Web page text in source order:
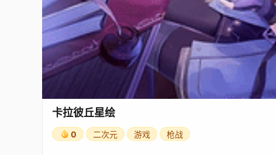
卡拉彼丘星绘
0 二次元 游戏 枪战